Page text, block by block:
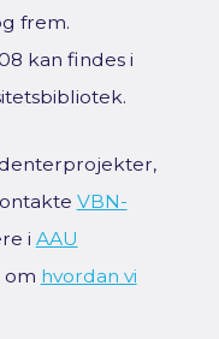
frem.
kan findes i
VBN-
i AAU
om hvordan vi